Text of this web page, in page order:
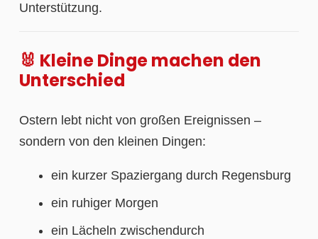
Unterstützung.
🐰 Kleine Dinge machen den
Unterschied
Ostern lebt nicht von großen Ereignissen –
sondern von den kleinen Dingen:
ein kurzer Spaziergang durch Regensburg
ein ruhiger Morgen
ein Lächeln zwischendurch